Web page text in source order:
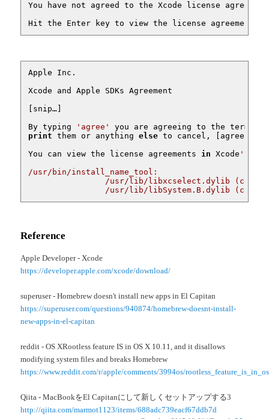
You have not agreed to the Xcode license
Hit the Enter key to view the license agreements
Apple Inc.
Xcode and Apple SDKs Agreement
[snip…]
By typing
'agree'
you are agreeing to the terms
print them or anything else to cancel, [agree,
You can view the license agreements in Xcode 's
/usr/bin/install_name_tool:
/usr/lib/libSystem.B.dylib
Reference
Apple Developer - Xcode
https://developer.apple.com/xcode/download/
superuser - Homebrew doesn't install new apps in El Capitan
https://superuser.com/questions/940874/homebrew-doesnt-install-
new-apps-in-el-capitan
reddit - OS XRootless feature IS in OS X 10.11, and it disallows
modifying system files and breaks Homebrew
https://www.reddit.com/r/apple/comments/3994os/
Qiita - MacBookをEl Capitanにして新しくセットアップする3
http://qiita.com/marmot1123/items/688adc739eacf67ddb7d